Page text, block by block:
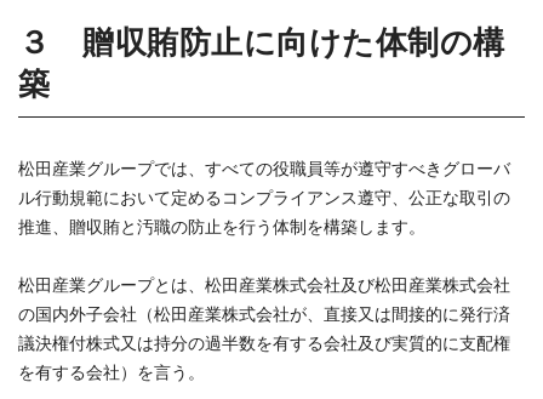
３ 贈収賄防止に向けた体制の構
築
松田産業グループでは、すべての役職員等が遵守すべきグローバ
ル行動規範において定めるコンプライアンス遵守、公正な取引の
推進、贈収賄と汚職の防止を行う体制を構築します。
松田産業グループとは、松田産業株式会社及び松田産業株式会社
の国内外子会社（松田産業株式会社が、直接又は間接的に発行済
議決権付株式又は持分の過半数を有する会社及び実質的に支配権
を有する会社）を言う。